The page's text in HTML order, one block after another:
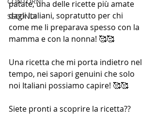
SECONDI
patate, una delle ricette più amate
dagli Italiani, sopratutto per chi
come me li preparava spesso con la
mamma e con la nonna! 🥰🥰
Una ricetta che mi porta indietro nel
tempo, nei sapori genuini che solo
noi Italiani possiamo capire! 🥰🥰
Siete pronti a scoprire la ricetta??